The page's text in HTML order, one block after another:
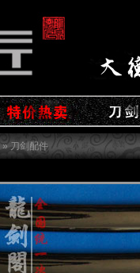
» 刀剑配件